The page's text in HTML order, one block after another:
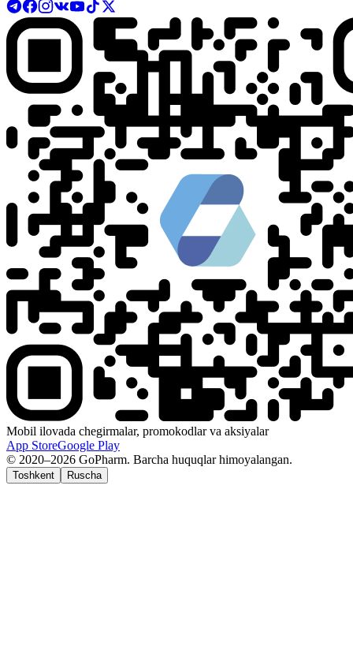
Mobil ilovada chegirmalar, promokodlar va aksiyalar
App StoreGoogle Play
© 2020–2026 GoPharm. Barcha huquqlar himoyalangan.
Toshkent Ruscha